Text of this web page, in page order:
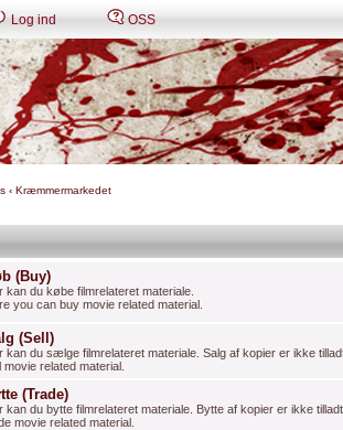
Log ind OSS
‹ Kræmmermarkedet
(Buy)
kan du købe filmrelateret materiale.
you can buy movie related material.
(Sell)
kan du sælge filmrelateret materiale. Salg af kopier er ikke
movie related material.
(Trade)
kan du bytte filmrelateret materiale. Bytte af kopier er ikke
movie related material.